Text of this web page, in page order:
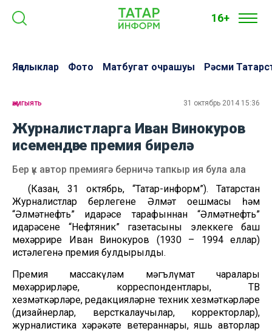
16+
Яңалыклар Фото Матбугат очрашуы Рәсми
җәмгыять 31 октябрь 2014 15:36
Журналистларга Иван Винокуров
исемендәге премия бирелә
Бер үк автор премиягә берничә тапкыр ия була ала
(Казан, 31 октябрь, “Татар-информ”). Татарстан
Журналистлар берлегенең Әлмәт оешмасы һәм
“Әлмәтнефть” идарәсе тарафыннан “Әлмәтнефть”
идарәсенең “Нефтяник” газетасының элеккеге баш
мөхәррире Иван Винокуров (1930 – 1994 еллар)
истәлегенә премия булдырылды.
Премия массакүләм мәгълүмат чаралары
мөхәррирләре, корреспондентлары, ТВ
хезмәткәрләре, редакцияләрнең техник хезмәткәрләре
(дизайнерлар, версткалаучылар, корректорлар),
журналистика хәрәкәте ветераннары, яшь авторлар